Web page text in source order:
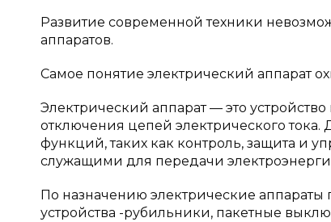
Развитие современной техники
аппаратов.
Самое понятие электрический аппарат
Электрический аппарат — это
отключения цепей электрического
функций, таких как контроль, защита и
служащими для передачи
По назначению электрические
устройства -рубильники, пакетные